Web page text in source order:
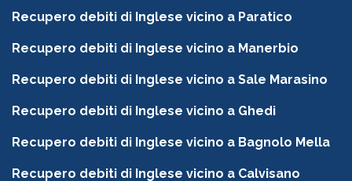
Recupero debiti di Inglese vicino a Paratico
Recupero debiti di Inglese vicino a Manerbio
Recupero debiti di Inglese vicino a Sale Marasino
Recupero debiti di Inglese vicino a Ghedi
Recupero debiti di Inglese vicino a Bagnolo Mella
Recupero debiti di Inglese vicino a Calvisano